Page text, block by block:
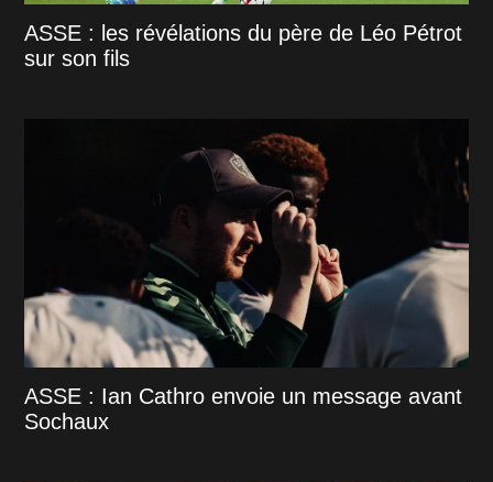
ASSE : les révélations du père de Léo Pétrot
sur son fils
ASSE : Ian Cathro envoie un message avant
Sochaux